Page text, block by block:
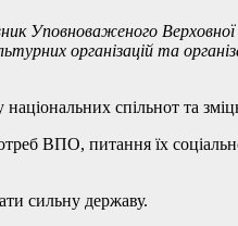
Уповноваженого
організацій та
спільнот та
ВПО, питання їх
сильну державу.